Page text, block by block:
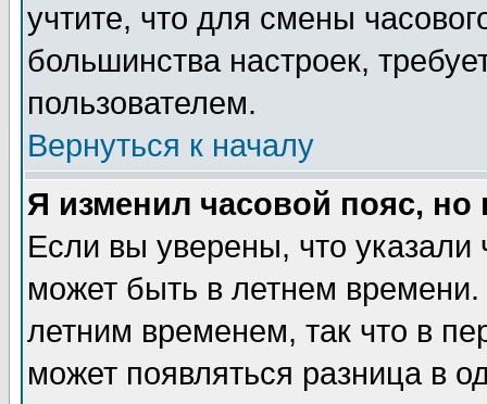
учтите, что для смены
большинства настроек,
пользователем.
Вернуться к началу
Я изменил часовой пояс,
Если вы уверены, что указали
может быть в летнем
летним временем, так что в
может появляться разница в